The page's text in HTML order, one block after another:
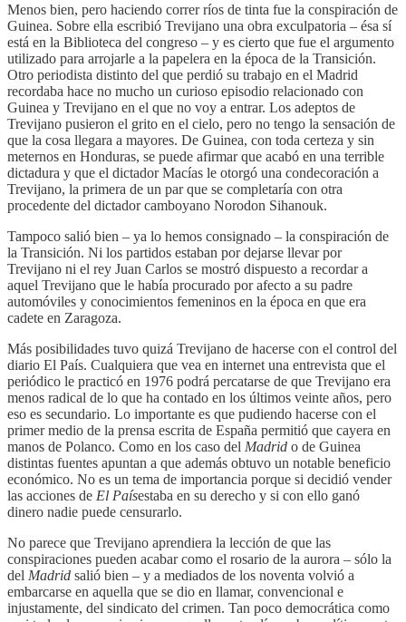
Menos bien, pero haciendo correr ríos de tinta fue la conspiración de
Guinea. Sobre ella escribió Trevijano una obra exculpatoria – ésa sí
está en la Biblioteca del congreso – y es cierto que fue el argumento
utilizado para arrojarle a la papelera en la época de la Transición.
Otro periodista distinto del que perdió su trabajo en el Madrid
recordaba hace no mucho un curioso episodio relacionado con
Guinea y Trevijano en el que no voy a entrar. Los adeptos de
Trevijano pusieron el grito en el cielo, pero no tengo la sensación de
que la cosa llegara a mayores. De Guinea, con toda certeza y sin
meternos en Honduras, se puede afirmar que acabó en una terrible
dictadura y que el dictador Macías le otorgó una condecoración a
Trevijano, la primera de un par que se completaría con otra
procedente del dictador camboyano Norodon Sihanouk.
Tampoco salió bien – ya lo hemos consignado – la conspiración de
la Transición. Ni los partidos estaban por dejarse llevar por
Trevijano ni el rey Juan Carlos se mostró dispuesto a recordar a
aquel Trevijano que le había procurado por afecto a su padre
automóviles y conocimientos femeninos en la época en que era
cadete en Zaragoza.
Más posibilidades tuvo quizá Trevijano de hacerse con el control del
diario El País. Cualquiera que vea en internet una entrevista que el
periódico le practicó en 1976 podrá percatarse de que Trevijano era
menos radical de lo que ha contado en los últimos veinte años, pero
eso es secundario. Lo importante es que pudiendo hacerse con el
primer medio de la prensa escrita de España permitió que cayera en
manos de Polanco. Como en los caso del Madrid o de Guinea
distintas fuentes apuntan a que además obtuvo un notable beneficio
económico. No es un tema de importancia porque si decidió vender
las acciones de El Paísestaba en su derecho y si con ello ganó
dinero nadie puede censurarlo.
No parece que Trevijano aprendiera la lección de que las
conspiraciones pueden acabar como el rosario de la aurora – sólo la
del Madrid salió bien – y a mediados de los noventa volvió a
embarcarse en aquella que se dio en llamar, convencional e
injustamente, del sindicato del crimen. Tan poco democrática como